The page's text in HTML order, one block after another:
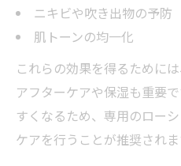
ニキビや吹き出物の予防
肌トーンの均一化
これらの効果を得るために
アフターケアや保湿も重要
すくなるため、専用のロー
ケアを行うことが推奨されま